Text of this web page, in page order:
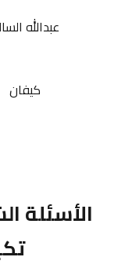
عبدالله
كيفان
الأسئلة